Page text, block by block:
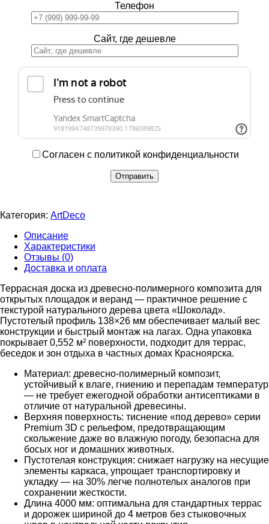
Телефон
Сайт, где дешевле
Согласен с политикой конфиденциальности
Категория: ArtDeco
Описание
Характеристики
Отзывы (0)
Доставка и оплата
Террасная доска из древесно-полимерного композита для
открытых площадок и веранд — практичное решение с
текстурой натурального дерева цвета «Шоколад».
Пустотелый профиль 138×26 мм обеспечивает малый вес
конструкции и быстрый монтаж на лагах. Одна упаковка
покрывает 0,552 м² поверхности, подходит для террас,
беседок и зон отдыха в частных домах Красноярска.
Материал: древесно-полимерный композит,
устойчивый к влаге, гниению и перепадам температур
— не требует ежегодной обработки антисептиками в
отличие от натуральной древесины.
Верхняя поверхность: тиснение «под дерево» серии
Premium 3D с рельефом, предотвращающим
скольжение даже во влажную погоду, безопасна для
босых ног и домашних животных.
Пустотелая конструкция: снижает нагрузку на несущие
элементы каркаса, упрощает транспортировку и
укладку — на 30% легче полнотелых аналогов при
сохранении жесткости.
Длина 4000 мм: оптимальна для стандартных террас
и дорожек шириной до 4 метров без стыковочных